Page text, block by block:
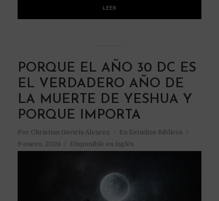
LEER
PORQUE EL AÑO 30 DC ES
EL VERDADERO AÑO DE
LA MUERTE DE YESHUA Y
PORQUE IMPORTA
Por Christian Gaviria Alvarez En Estudios Bíblicos
9 enero, 2024
Disponible en inglés